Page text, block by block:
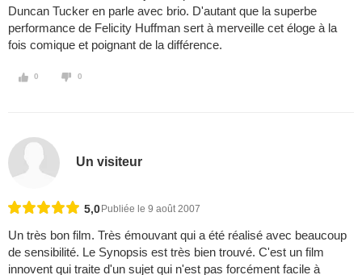
Duncan Tucker en parle avec brio. D'autant que la superbe
performance de Felicity Huffman sert à merveille cet éloge à la
fois comique et poignant de la différence.
0 0
Un visiteur
5,0 Publiée le 9 août 2007
Un très bon film. Très émouvant qui a été réalisé avec beaucoup
de sensibilité. Le Synopsis est très bien trouvé. C'est un film
innovent qui traite d'un sujet qui n'est pas forcément facile à